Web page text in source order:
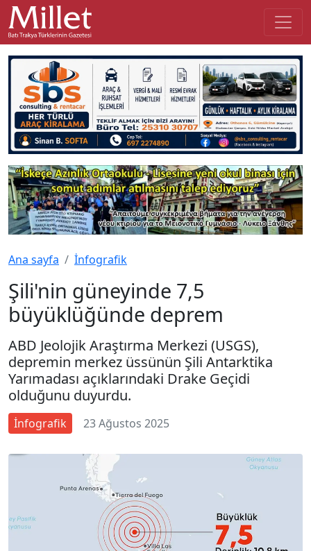
Ana sayfa İnfografik
Şili'nin güneyinde 7,5
büyüklüğünde deprem
ABD Jeolojik Araştırma Merkezi (USGS),
depremin merkez üssünün Şili Antarktika
Yarımadası açıklarındaki Drake Geçidi
olduğunu duyurdu.
İnfografik 23 Ağustos 2025